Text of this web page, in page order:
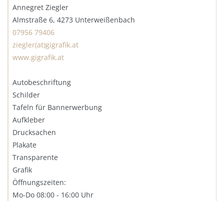
Annegret Ziegler
Almstraße 6, 4273 Unterweißenbach
07956 79406
ziegler(at)gigrafik.at
www.gigrafik.at
Autobeschriftung
Schilder
Tafeln für Bannerwerbung
Aufkleber
Drucksachen
Plakate
Transparente
Grafik
Öffnungszeiten:
Mo-Do 08:00 - 16:00 Uhr